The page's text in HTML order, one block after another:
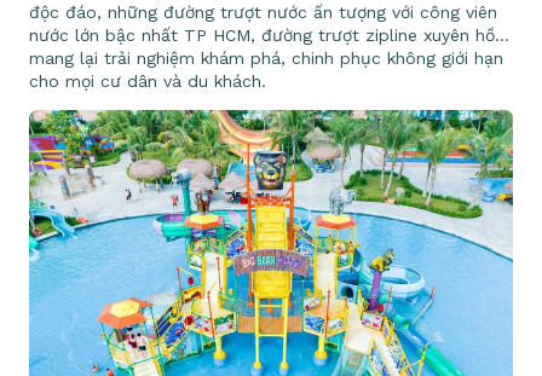
độc đáo, những đường trượt nước ấn tượng với công viên
nước lớn bậc nhất TP HCM, đường trượt zipline xuyên hồ…
mang lại trải nghiệm khám phá, chinh phục không giới hạn
cho mọi cư dân và du khách.